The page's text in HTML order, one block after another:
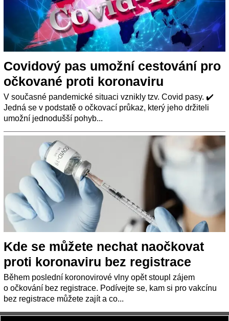
Covidový pas umožní cestování pro
očkované proti koronaviru
V současné pandemické situaci vznikly tzv. Covid pasy. ✔️
Jedná se v podstatě o očkovací průkaz, který jeho držiteli
umožní jednodušší pohyb...
Kde se můžete nechat naočkovat
proti koronaviru bez registrace
Během poslední koronovirové vlny opět stoupl zájem
o očkování bez registrace. Podívejte se, kam si pro vakcínu
bez registrace můžete zajít a co...